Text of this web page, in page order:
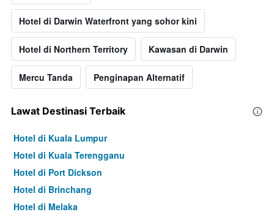
Hotel di Darwin Waterfront yang sohor kini
Hotel di Northern Territory Kawasan di Darwin
Mercu Tanda Penginapan Alternatif
Lawat Destinasi Terbaik
Hotel di Kuala Lumpur
Hotel di Kuala Terengganu
Hotel di Port Dickson
Hotel di Brinchang
Hotel di Melaka